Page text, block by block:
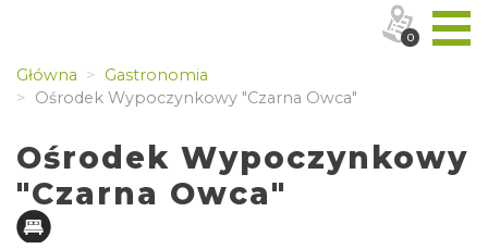
Główna
Gastronomia
Ośrodek Wypoczynkowy "Czarna Owca"
Ośrodek Wypoczynkowy
"Czarna Owca"
0